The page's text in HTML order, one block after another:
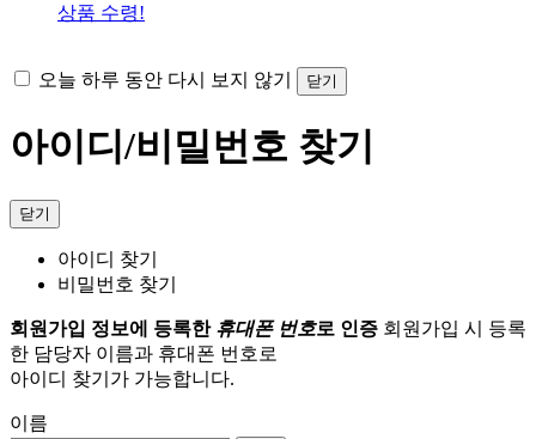
상품 수령!
오늘 하루 동안 다시 보지 않기 닫기
아이디/비밀번호 찾기
닫기
아이디 찾기
비밀번호 찾기
회원가입 정보에 등록한 휴대폰 번호로 인증 회원가입 시 등록
한 담당자 이름과 휴대폰 번호로
아이디 찾기가 가능합니다.
이름